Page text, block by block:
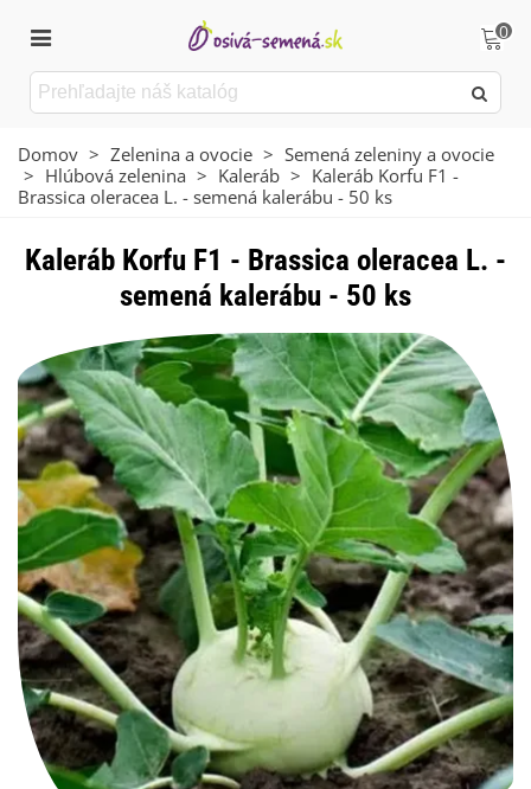
0
Domov > Zelenina a ovocie > Semená zeleniny a ovocie
> Hlúbová zelenina > Kaleráb > Kaleráb Korfu F1 -
Brassica oleracea L. - semená kalerábu - 50 ks
Kaleráb Korfu F1 - Brassica oleracea L. -
semená kalerábu - 50 ks